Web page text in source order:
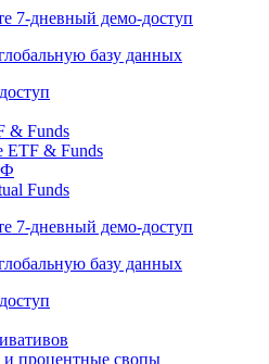
7-дневный
базу данных
ETF & Funds
Funds
7-дневный
базу данных